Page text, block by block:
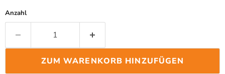
Anzahl
ZUM WARENKORB HINZUFÜGEN